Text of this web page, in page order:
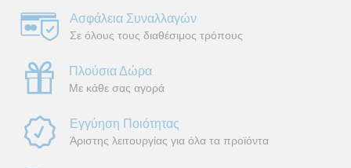
Ασφάλεια Συναλλαγών
Σε όλους τους διαθέσιμος τρόπους
Πλούσια Δώρα
Με κάθε σας αγορά
Εγγύηση Ποιότητας
Άριστης λειτουργίας για όλα τα προϊόντα